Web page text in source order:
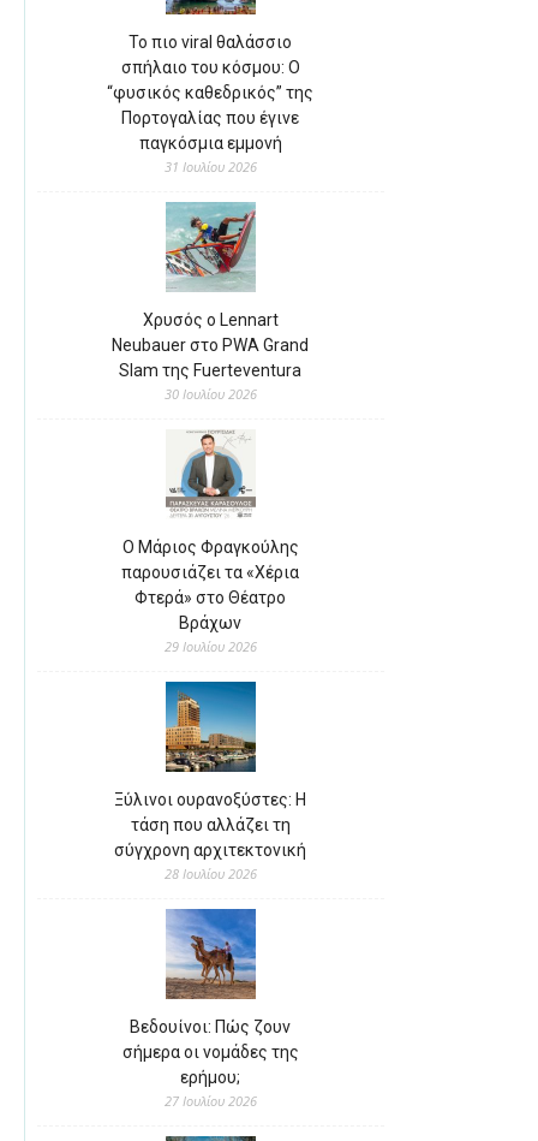
Το πιο viral θαλάσσιο
σπήλαιο του κόσμου: Ο
“φυσικός καθεδρικός” της
Πορτογαλίας που έγινε
παγκόσμια εμμονή
31 Ιουλίου 2026
Χρυσός ο Lennart
Neubauer στο PWA Grand
Slam της Fuerteventura
30 Ιουλίου 2026
Ο Μάριος Φραγκούλης
παρουσιάζει τα «Χέρια
Φτερά» στο Θέατρο
Βράχων
29 Ιουλίου 2026
Ξύλινοι ουρανοξύστες: Η
τάση που αλλάζει τη
σύγχρονη αρχιτεκτονική
28 Ιουλίου 2026
Βεδουίνοι: Πώς ζουν
σήμερα οι νομάδες της
ερήμου;
27 Ιουλίου 2026